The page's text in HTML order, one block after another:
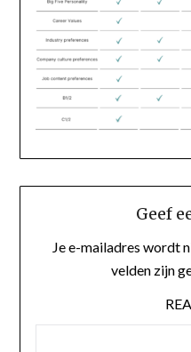
Geef
Je e-mailadres wordt
velden zijn